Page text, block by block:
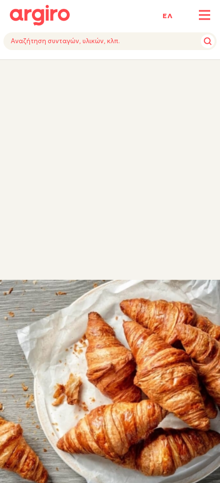
ΕΛ
ΥΛΙΚΑΕΚΤΕΛΕΣΗΕΞΟΠΛΙΣΜΟΣ
ΣΥΝΤΑΓΕΣ ΓΛΥΚΑ ΚΡΟΥΑΣΑΝ
Κρουασάν βουτύρου
Είναι τα αυθεντικά γαλλικά κρουασάν βουτύρου, με
τραγανά φύλλα εξωτερικά και αφράτη καρδιά! Την
ώρα που ψήνονται τρελαίνεσαι μα το άρωμα τους.
Συνταγή με πολλά μυστικά!
Εύκολη 4:20
24 4 ώρες 20 λεπτά